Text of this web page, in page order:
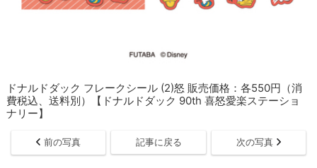
ドナルドダック フレークシール (2)怒 販売価格：各550円（消
費税込、送料別）【ドナルドダック 90th 喜怒愛楽ステーショ
ナリー】
前の写真 記事に戻る 次の写真